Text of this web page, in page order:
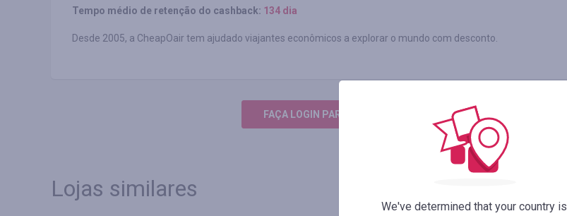
Tempo médio de retenção do cashback: 134 dia
Desde 2005, a CheapOair tem ajudado viajantes econômicos a explorar o mundo com desconto.
FAÇA LOGIN PARA DEIXAR UM COMENTÁRIO
Lojas similares
We've determined that your country is